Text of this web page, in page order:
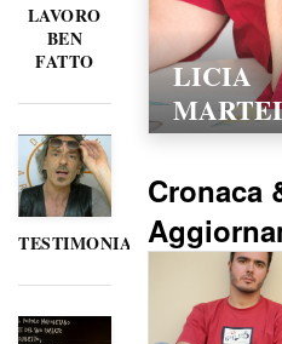
LAVORO
BEN
FATTO
TESTIMONIANZE
LICIA
Cronaca